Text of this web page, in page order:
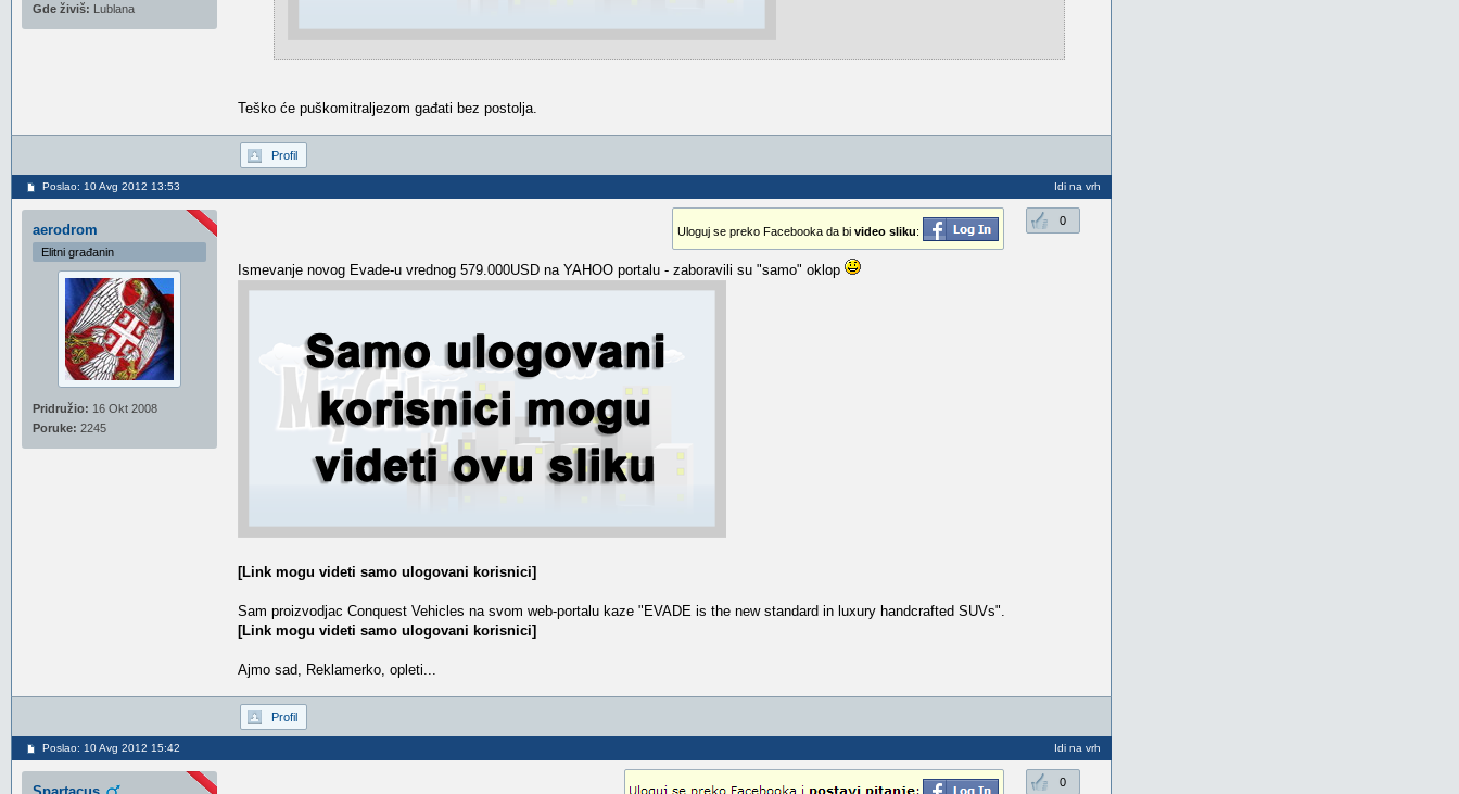
Gde živiš: Lublana
Teško će puškomitraljezom gađati bez postolja.
Profil
Poslao: 10 Avg 2012 13:53 Idi na vrh
aerodrom
Elitni građanin
Pridružio: 16 Okt 2008
Poruke: 2245
0
Uloguj se preko Facebooka da bi video sliku:
Ismevanje novog Evade-u vrednog 579.000USD na YAHOO portalu - zaboravili su "samo" oklop
[Link mogu videti samo ulogovani korisnici]
Sam proizvodjac Conquest Vehicles na svom web-portalu kaze "EVADE is the new standard in luxury handcrafted SUVs".
[Link mogu videti samo ulogovani korisnici]
Ajmo sad, Reklamerko, opleti...
Profil
Poslao: 10 Avg 2012 15:42 Idi na vrh
0